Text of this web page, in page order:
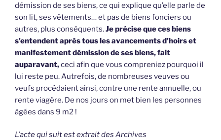
démission de ses biens, ce qui explique qu’elle parle de
son lit, ses vêtements… et pas de biens fonciers ou
autres, plus conséquents.Je précise que ces biens
s’entendent après tous les avancements d’hoirs et
manifestement démission de ses biens, fait
auparavant,ceci afin que vous compreniez pourquoi il
lui reste peu. Autrefois, de nombreuses veuves ou
veufs procédaient ainsi, contre une rente annuelle, ou
rente viagère. De nos jours on met bien les personnes
âgées dans 9 m2 !
L’acte qui suit est extrait des Archives